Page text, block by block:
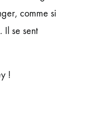
comme si
Il se sent
!